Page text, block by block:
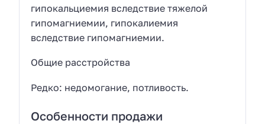
гипокальциемия вследствие тяжелой
гипомагниемии, гипокалиемия
вследствие гипомагниемии.
Общие расстройства
Редко: недомогание, потливость.
Особенности продажи